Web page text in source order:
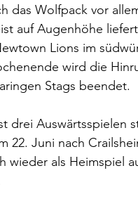
das Wolfpack vor
auf Augenhöhe
Lions im
wird die
Stags beendet.
drei Auswärtsspielen
22. Juni nach
wieder als Heimspiel